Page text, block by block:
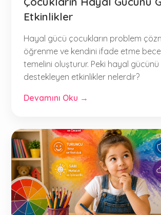
Etkinlikler
Hayal gücü çocukların problem
öğrenme ve kendini ifade etme
temelini oluşturur. Peki hayal gücünü
destekleyen etkinlikler nelerdir?
Devamını Oku →